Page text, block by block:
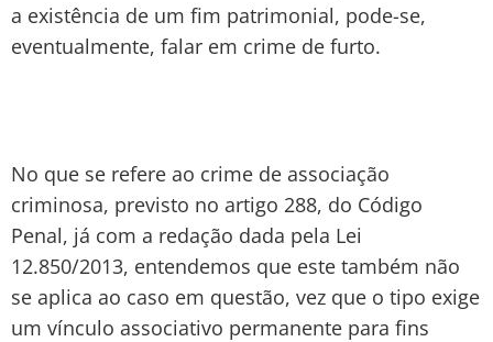
a existência de um fim patrimonial, pode-se,
eventualmente, falar em crime de furto.
No que se refere ao crime de associação
criminosa, previsto no artigo 288, do Código
Penal, já com a redação dada pela Lei
12.850/2013, entendemos que este também não
se aplica ao caso em questão, vez que o tipo exige
um vínculo associativo permanente para fins